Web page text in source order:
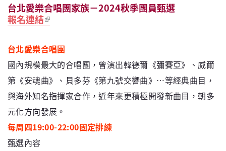
台北愛樂合唱團家族－2024秋季團員甄選
報名連結
台北愛樂合唱團
國內規模最大的合唱團，曾演出韓德爾《彌賽亞》、威爾
第《安魂曲》、貝多芬《第九號交響曲》…等經典曲目，
與海外知名指揮家合作，近年來更積極開發新曲目，朝多
元化方向發展。
每周四19:00-22:00固定排練
甄選內容